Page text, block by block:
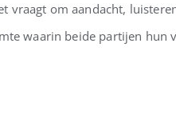
om aandacht,
waarin beide partijen hun